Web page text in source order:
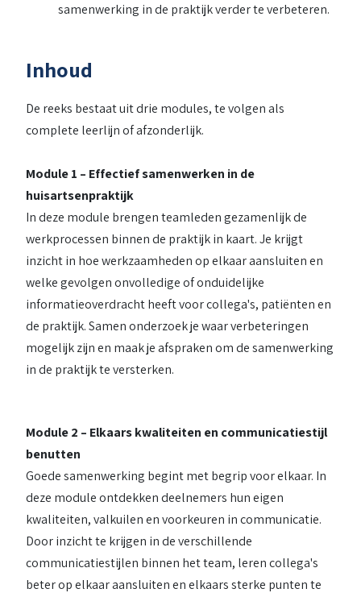
samenwerking in de praktijk verder te verbeteren.
Inhoud
De reeks bestaat uit drie modules, te volgen als
complete leerlijn of afzonderlijk.
Module 1 – Effectief samenwerken in de
huisartsenpraktijk
In deze module brengen teamleden gezamenlijk de
werkprocessen binnen de praktijk in kaart. Je krijgt
inzicht in hoe werkzaamheden op elkaar aansluiten en
welke gevolgen onvolledige of onduidelijke
informatieoverdracht heeft voor collega's, patiënten en
de praktijk. Samen onderzoek je waar verbeteringen
mogelijk zijn en maak je afspraken om de samenwerking
in de praktijk te versterken.
Module 2 – Elkaars kwaliteiten en communicatiestijl
benutten
Goede samenwerking begint met begrip voor elkaar. In
deze module ontdekken deelnemers hun eigen
kwaliteiten, valkuilen en voorkeuren in communicatie.
Door inzicht te krijgen in de verschillende
communicatiestijlen binnen het team, leren collega's
beter op elkaar aansluiten en elkaars sterke punten te